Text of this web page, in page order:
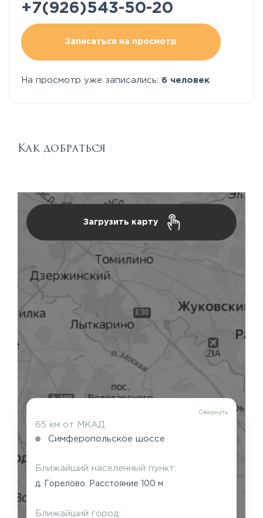
+7(926)543-50-20
Записаться на просмотр
На просмотр уже записались: 6 человек
Как добраться
Загрузить карту
Свернуть
65 км от МКАД
Симферопольское шоссе
Ближайший населенный пункт:
д. Горелово. Расстояние 100 м
Ближайший город: